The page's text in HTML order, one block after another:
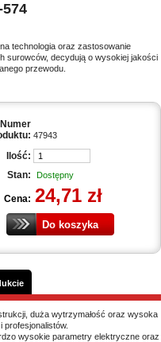
574
technologia oraz zastosowanie
surowców, decydują o wysokiej jakości
przewodu.
Numer
47943
Ilość:
Stan:
Dostępny
Cena: 24,71 zł
duża wytrzymałość oraz wysoka
wysokie parametry elektryczne oraz